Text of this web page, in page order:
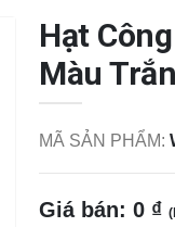
Hạt
Màu
MÃ SẢN PHẨM:
Giá bán: 0 ₫